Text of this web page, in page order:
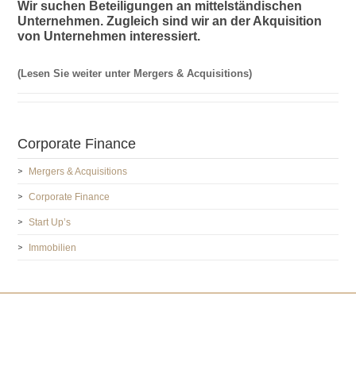
Wir suchen Beteiligungen an mittelständischen
Unternehmen. Zugleich sind wir an der Akquisition
von Unternehmen interessiert.
(Lesen Sie weiter unter Mergers & Acquisitions)
Corporate Finance
Mergers & Acquisitions
Corporate Finance
Start Up’s
Immobilien